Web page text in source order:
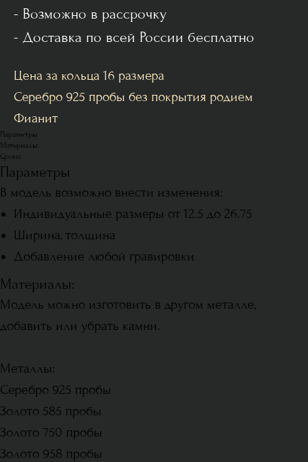
- Возможно в рассрочку
- Доставка по всей России бесплатно
Цена за кольца 16 размера
Серебро 925 пробы без покрытия родием
Фианит
Параметры
Материалы:
Сроки:
Параметры
В модель возможно внести изменения:
Индивидуальные размеры от 12.5 до 26.75
Ширина, толщина
Добавление любой гравировки
Материалы:
Модель можно изготовить в другом металле,
добавить или убрать камни.
Металлы:
Серебро 925 пробы
Золото 585 пробы
Золото 750 пробы
Золото 958 пробы